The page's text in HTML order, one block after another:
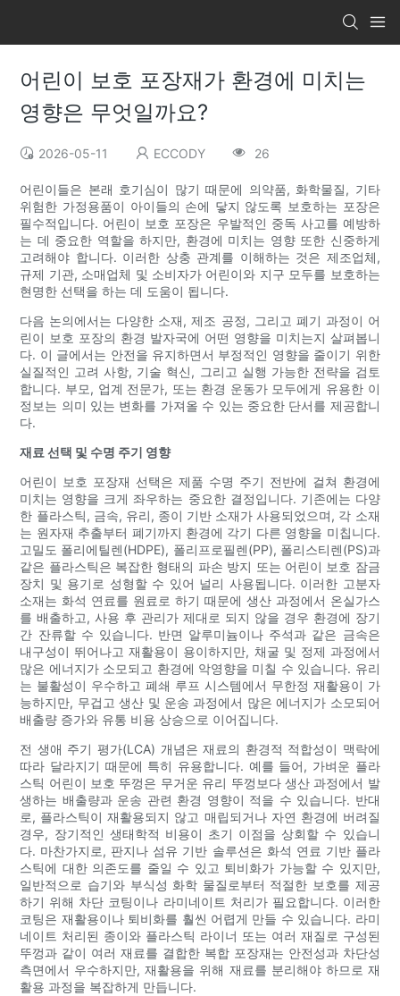
어린이 보호 포장재가 환경에 미치는
영향은 무엇일까요?
2026-05-11 ECCODY 26
어린이들은 본래 호기심이 많기 때문에 의약품, 화학물질, 기타
위험한 가정용품이 아이들의 손에 닿지 않도록 보호하는 포장은
필수적입니다. 어린이 보호 포장은 우발적인 중독 사고를 예방하
는 데 중요한 역할을 하지만, 환경에 미치는 영향 또한 신중하게
고려해야 합니다. 이러한 상충 관계를 이해하는 것은 제조업체,
규제 기관, 소매업체 및 소비자가 어린이와 지구 모두를 보호하는
현명한 선택을 하는 데 도움이 됩니다.
다음 논의에서는 다양한 소재, 제조 공정, 그리고 폐기 과정이 어
린이 보호 포장의 환경 발자국에 어떤 영향을 미치는지 살펴봅니
다. 이 글에서는 안전을 유지하면서 부정적인 영향을 줄이기 위한
실질적인 고려 사항, 기술 혁신, 그리고 실행 가능한 전략을 검토
합니다. 부모, 업계 전문가, 또는 환경 운동가 모두에게 유용한 이
정보는 의미 있는 변화를 가져올 수 있는 중요한 단서를 제공합니
다.
재료 선택 및 수명 주기 영향
어린이 보호 포장재 선택은 제품 수명 주기 전반에 걸쳐 환경에
미치는 영향을 크게 좌우하는 중요한 결정입니다. 기존에는 다양
한 플라스틱, 금속, 유리, 종이 기반 소재가 사용되었으며, 각 소재
는 원자재 추출부터 폐기까지 환경에 각기 다른 영향을 미칩니다.
고밀도 폴리에틸렌(HDPE), 폴리프로필렌(PP), 폴리스티렌(PS)과
같은 플라스틱은 복잡한 형태의 파손 방지 또는 어린이 보호 잠금
장치 및 용기로 성형할 수 있어 널리 사용됩니다. 이러한 고분자
소재는 화석 연료를 원료로 하기 때문에 생산 과정에서 온실가스
를 배출하고, 사용 후 관리가 제대로 되지 않을 경우 환경에 장기
간 잔류할 수 있습니다. 반면 알루미늄이나 주석과 같은 금속은
내구성이 뛰어나고 재활용이 용이하지만, 채굴 및 정제 과정에서
많은 에너지가 소모되고 환경에 악영향을 미칠 수 있습니다. 유리
는 불활성이 우수하고 폐쇄 루프 시스템에서 무한정 재활용이 가
능하지만, 무겁고 생산 및 운송 과정에서 많은 에너지가 소모되어
배출량 증가와 유통 비용 상승으로 이어집니다.
전 생애 주기 평가(LCA) 개념은 재료의 환경적 적합성이 맥락에
따라 달라지기 때문에 특히 유용합니다. 예를 들어, 가벼운 플라
스틱 어린이 보호 뚜껑은 무거운 유리 뚜껑보다 생산 과정에서 발
생하는 배출량과 운송 관련 환경 영향이 적을 수 있습니다. 반대
로, 플라스틱이 재활용되지 않고 매립되거나 자연 환경에 버려질
경우, 장기적인 생태학적 비용이 초기 이점을 상회할 수 있습니
다. 마찬가지로, 판지나 섬유 기반 솔루션은 화석 연료 기반 플라
스틱에 대한 의존도를 줄일 수 있고 퇴비화가 가능할 수 있지만,
일반적으로 습기와 부식성 화학 물질로부터 적절한 보호를 제공
하기 위해 차단 코팅이나 라미네이트 처리가 필요합니다. 이러한
코팅은 재활용이나 퇴비화를 훨씬 어렵게 만들 수 있습니다. 라미
네이트 처리된 종이와 플라스틱 라이너 또는 여러 재질로 구성된
뚜껑과 같이 여러 재료를 결합한 복합 포장재는 안전성과 차단성
측면에서 우수하지만, 재활용을 위해 재료를 분리해야 하므로 재
활용 과정을 복잡하게 만듭니다.